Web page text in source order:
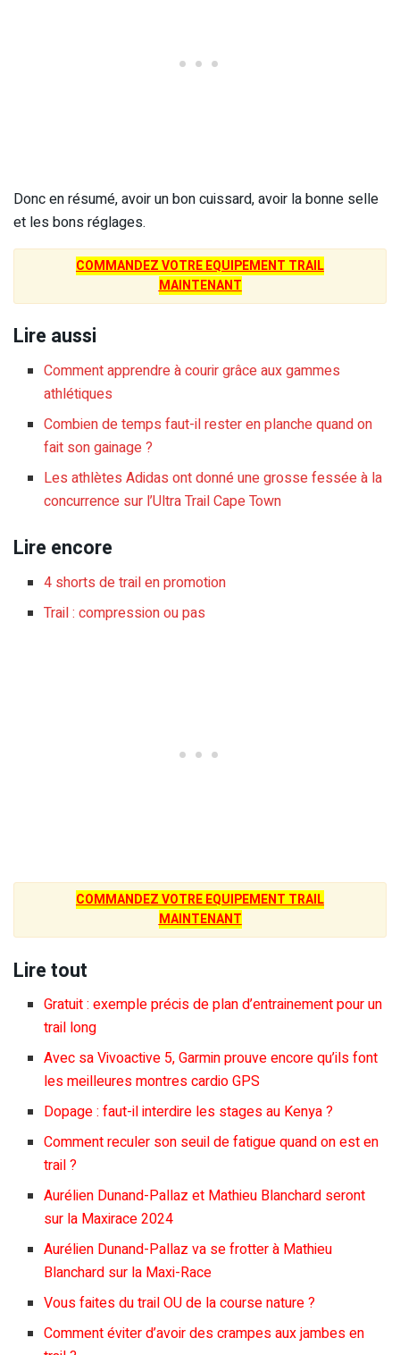
Donc en résumé, avoir un bon cuissard, avoir la bonne selle
et les bons réglages.
COMMANDEZ VOTRE EQUIPEMENT TRAIL
MAINTENANT
Lire aussi
Comment apprendre à courir grâce aux gammes
athlétiques
Combien de temps faut-il rester en planche quand on
fait son gainage ?
Les athlètes Adidas ont donné une grosse fessée à la
concurrence sur l’Ultra Trail Cape Town
Lire encore
4 shorts de trail en promotion
Trail : compression ou pas
COMMANDEZ VOTRE EQUIPEMENT TRAIL
MAINTENANT
Lire tout
Gratuit : exemple précis de plan d’entrainement pour un
trail long
Avec sa Vivoactive 5, Garmin prouve encore qu’ils font
les meilleures montres cardio GPS
Dopage : faut-il interdire les stages au Kenya ?
Comment reculer son seuil de fatigue quand on est en
trail ?
Aurélien Dunand-Pallaz et Mathieu Blanchard seront
sur la Maxirace 2024
Aurélien Dunand-Pallaz va se frotter à Mathieu
Blanchard sur la Maxi-Race
Vous faites du trail OU de la course nature ?
Comment éviter d’avoir des crampes aux jambes en